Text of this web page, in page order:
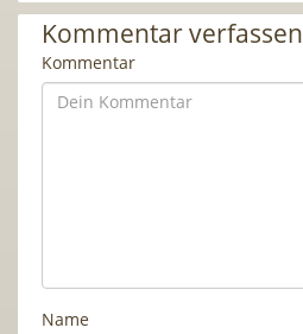
Kommentar verfassen
Kommentar
Name